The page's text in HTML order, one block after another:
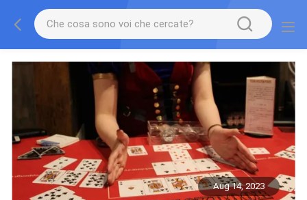
Aug 14, 2023